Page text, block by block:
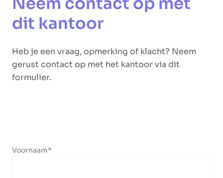
dit kantoor
Heb je een vraag, opmerking of klacht? Neem
gerust contact op met het kantoor via dit
formulier.
Voornaam